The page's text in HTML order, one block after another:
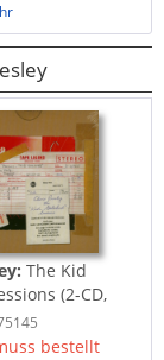
The Kid
(2-CD,
bestellt